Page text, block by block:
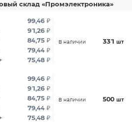
склад «Промэлектроника»
99,46 ₽
91,26 ₽
84,75 ₽
79,44 ₽
75,48 ₽
В наличии 331 шт
99,46 ₽
91,26 ₽
84,75 ₽
79,44 ₽
75,48 ₽
В наличии 500 шт